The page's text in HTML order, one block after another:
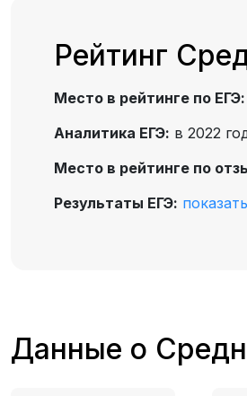
Рейтинг
Место в рейтинге по ЕГЭ:
Аналитика ЕГЭ: в 2022
Место в рейтинге по
Результаты ЕГЭ:
Данные о